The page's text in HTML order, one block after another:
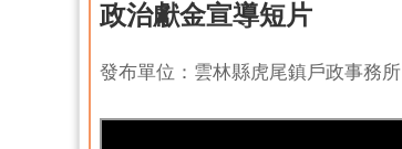
政治獻金宣導短片
發布單位：雲林縣虎尾鎮戶政事務所